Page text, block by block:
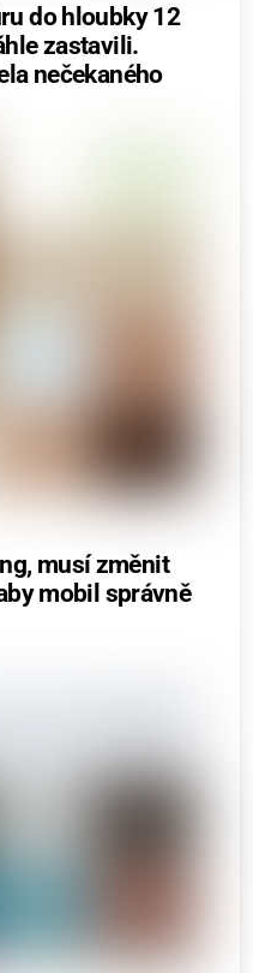
do hloubky 12
zastavili.
nečekaného
musí změnit
mobil správně